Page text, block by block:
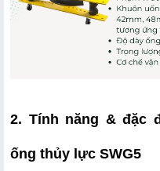
2. Tính năng & đặc
ống thủy lực SWG5